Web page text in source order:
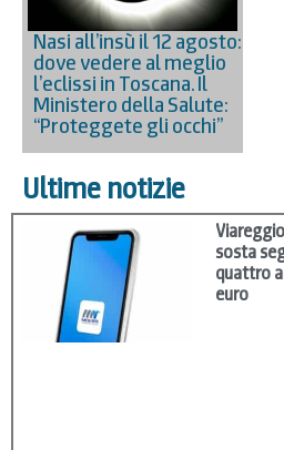
Nasi all’insù il 12 agosto:
dove vedere al meglio
l’eclissi in Toscana. Il
Ministero della Salute:
“Proteggete gli occhi”
Ultime notizie
sosta
quattro
euro